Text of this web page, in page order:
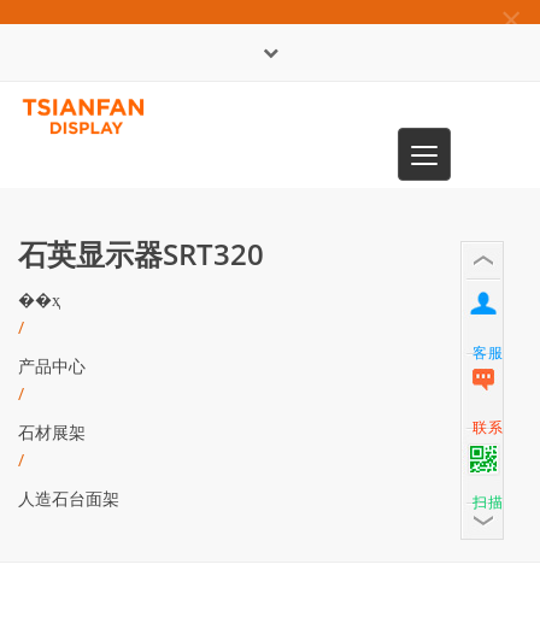
×
Toggle
navigation
石英显示器SRT320
��ҳ
/
产品中心
/
石材展架
/
人造石台面架
客服
联系
扫描